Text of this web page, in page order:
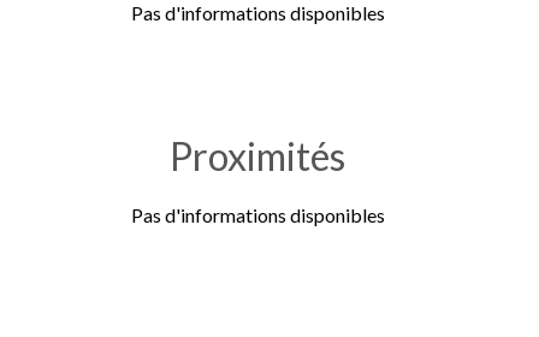
Pas d'informations disponibles
Proximités
Pas d'informations disponibles